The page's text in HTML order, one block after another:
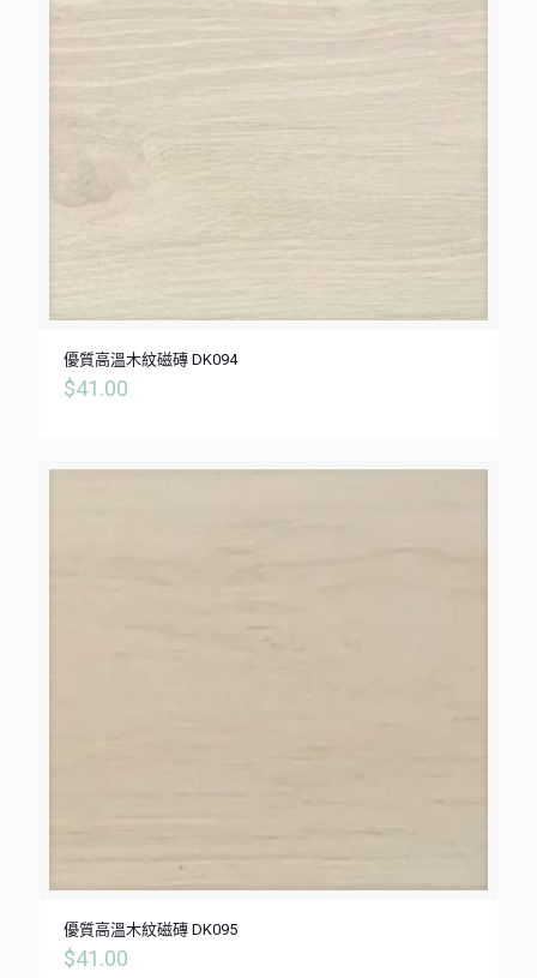
優質高溫木紋磁磚 DK094
$41.00
優質高溫木紋磁磚 DK095
$41.00